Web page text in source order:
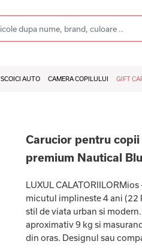
SCOICI AUTO CAMERA COPILULUI GIFT
Carucior pentru
premium Nautical
LUXUL
micutul implineste 4 ani (22
stil de viata urban si
aproximativ 9 kg si
din oras. Designul sau